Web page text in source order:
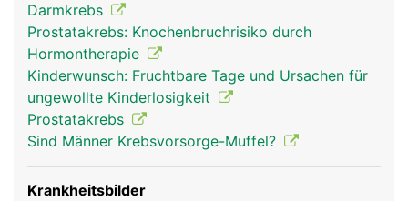
Darmkrebs
Prostatakrebs: Knochenbruchrisiko durch
Hormontherapie
Kinderwunsch: Fruchtbare Tage und Ursachen für
ungewollte Kinderlosigkeit
Prostatakrebs
Sind Männer Krebsvorsorge-Muffel?
Krankheitsbilder